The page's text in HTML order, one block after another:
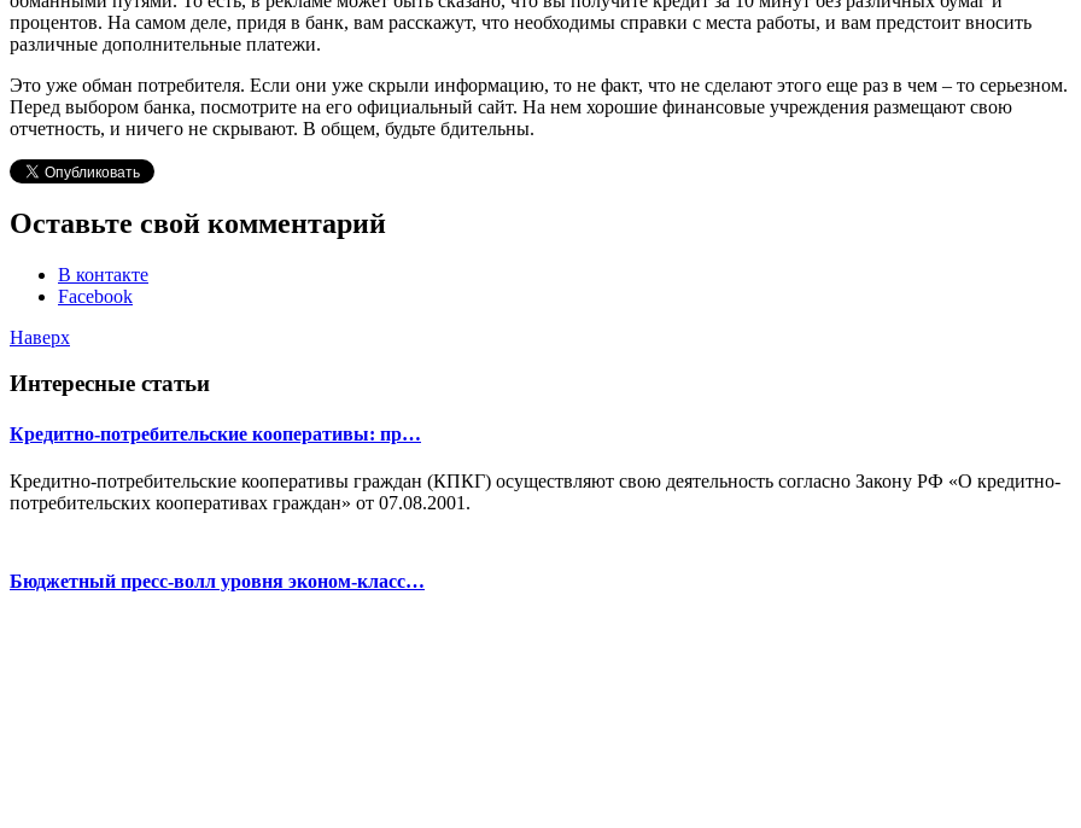
процентов. На самом деле, придя в банк, вам расскажут, что необходимы справки с места работы, и вам предстоит вносить
различные дополнительные платежи.
Это уже обман потребителя. Если они уже скрыли информацию, то не факт, что не сделают этого еще раз в чем – то серьезном.
Перед выбором банка, посмотрите на его официальный сайт. На нем хорошие финансовые учреждения размещают свою
отчетность, и ничего не скрывают. В общем, будьте бдительны.
Оставьте свой комментарий
В контакте
Facebook
Наверх
Интересные статьи
Кредитно-потребительские кооперативы: пр…
Кредитно-потребительские кооперативы граждан (КПКГ) осуществляют свою деятельность согласно Закону РФ «О кредитно-
потребительских кооперативах граждан» от 07.08.2001.
Бюджетный пресс-волл уровня эконом-класс…